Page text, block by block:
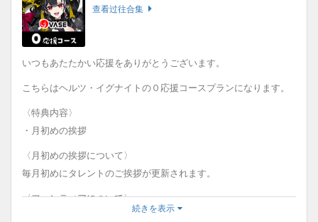
查看过往合集
いつもあたたかい応援をありがとうございます。
こちらはヘルツ・イグナイトの０応援コースプランになります。
〈特典内容〉
・月初めの挨拶
〈月初めの挨拶について〉
毎月初めにタレントのご挨拶が更新されます。
〈ファンティアについて〉
こちらのサービスでは、ファンティアでの商品の販売目的ではな
続きを表示